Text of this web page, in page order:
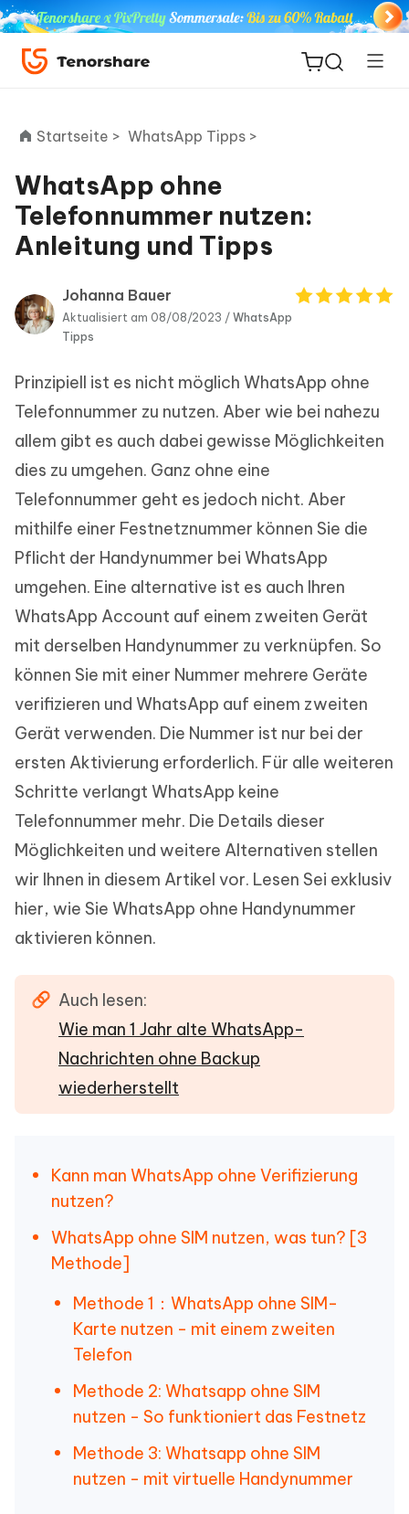
ReiBoot
for iOS
PDF
Editor
Neu
Startseite > WhatsApp Tipps >
WhatsApp ohne
Telefonnummer nutzen:
Anleitung und Tipps
Johanna Bauer
Aktualisiert am 08/08/2023 / WhatsApp
Tipps
Prinzipiell ist es nicht möglich WhatsApp ohne
Telefonnummer zu nutzen. Aber wie bei nahezu
allem gibt es auch dabei gewisse Möglichkeiten
dies zu umgehen. Ganz ohne eine
Telefonnummer geht es jedoch nicht. Aber
mithilfe einer Festnetznummer können Sie die
Pflicht der Handynummer bei WhatsApp
umgehen. Eine alternative ist es auch Ihren
WhatsApp Account auf einem zweiten Gerät
mit derselben Handynummer zu verknüpfen. So
können Sie mit einer Nummer mehrere Geräte
verifizieren und WhatsApp auf einem zweiten
Gerät verwenden. Die Nummer ist nur bei der
ersten Aktivierung erforderlich. Für alle weiteren
Schritte verlangt WhatsApp keine
Telefonnummer mehr. Die Details dieser
Möglichkeiten und weitere Alternativen stellen
wir Ihnen in diesem Artikel vor. Lesen Sei exklusiv
hier, wie Sie WhatsApp ohne Handynummer
aktivieren können.
Auch lesen:
Wie man 1 Jahr alte WhatsApp-
Nachrichten ohne Backup
wiederherstellt
Kann man WhatsApp ohne Verifizierung
nutzen?
WhatsApp ohne SIM nutzen, was tun? [3
Methode]
Methode 1：WhatsApp ohne SIM-
Karte nutzen - mit einem zweiten
Telefon
Methode 2: Whatsapp ohne SIM
nutzen - So funktioniert das Festnetz
Methode 3: Whatsapp ohne SIM
nutzen - mit virtuelle Handynummer